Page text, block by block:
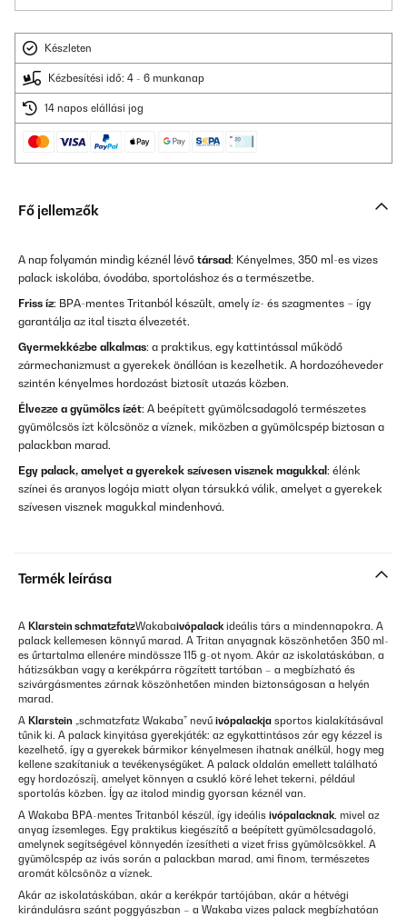
Készleten
Kézbesítési idő: 4 - 6 munkanap
14 napos elállási jog
Fő jellemzők
A nap folyamán mindig kéznél lévő társad: Kényelmes, 350 ml-es vizes
palack iskolába, óvodába, sportoláshoz és a természetbe.
Friss íz: BPA-mentes Tritanból készült, amely íz- és szagmentes – így
garantálja az ital tiszta élvezetét.
Gyermekkézbe alkalmas: a praktikus, egy kattintással működő
zármechanizmust a gyerekek önállóan is kezelhetik. A hordozóheveder
szintén kényelmes hordozást biztosít utazás közben.
Élvezze a gyümölcs ízét: A beépített gyümölcsadagoló természetes
gyümölcsös ízt kölcsönöz a víznek, miközben a gyümölcspép biztosan a
palackban marad.
Egy palack, amelyet a gyerekek szívesen visznek magukkal : élénk
színei és aranyos logója miatt olyan társukká válik, amelyet a gyerekek
szívesen visznek magukkal mindenhová.
Termék leírása
A Klarstein schmatzfatzWakabaivópalackideális társ a mindennapokra. A
palack kellemesen könnyű marad. A Tritan anyagnak köszönhetően 350 ml-
es űrtartalma ellenére mindössze 115 g-ot nyom. Akár az iskolatáskában, a
hátizsákban vagy a kerékpárra rögzített tartóban – a megbízható és
szivárgásmentes zárnak köszönhetően minden biztonságosan a helyén
marad.
A Klarstein „schmatzfatz Wakaba” nevű ivópalackja sportos kialakításával
tűnik ki. A palack kinyitása gyerekjáték: az egykattintásos zár egy kézzel is
kezelhető, így a gyerekek bármikor kényelmesen ihatnak anélkül, hogy meg
kellene szakítaniuk a tevékenységüket. A palack oldalán emellett található
egy hordozószíj, amelyet könnyen a csukló köré lehet tekerni, például
sportolás közben. Így az italod mindig gyorsan kéznél van.
A Wakaba BPA-mentes Tritanból készül, így ideális ivópalacknak, mivel az
anyag ízsemleges. Egy praktikus kiegészítő a beépített gyümölcsadagoló,
amelynek segítségével könnyedén ízesítheti a vizet friss gyümölcsökkel. A
gyümölcspép az ivás során a palackban marad, ami finom, természetes
aromát kölcsönöz a víznek.
Akár az iskolatáskában, akár a kerékpár tartójában, akár a hétvégi
kirándulásra szánt poggyászban – a Wakaba vizes palack megbízhatóan